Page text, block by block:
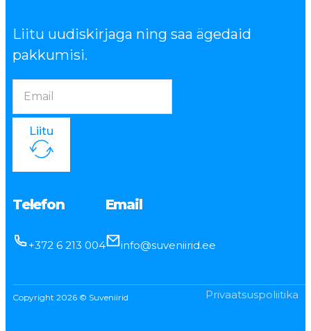
Liitu uudiskirjaga ning saa ägedaid
pakkumisi.
Liitu
Telefon
+372 6 213 004
Email
info@suveniirid.ee
Copyright 2026 © Suveniirid Privaatsuspoliitika